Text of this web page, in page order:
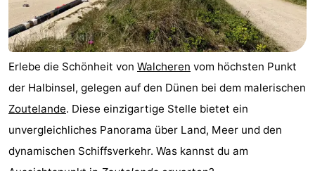
Spielplätze
Bowling
Wellness-
Zentren
Dörfer
&
Städte
Natur
Führungen
Sport
-
Erlebe die Schönheit von Walcheren vom höchsten Punkt
der Halbinsel, gelegen auf den Dünen bei dem malerischen
Zoutelande. Diese einzigartige Stelle bietet ein
unvergleichliches Panorama über Land, Meer und den
dynamischen Schiffsverkehr. Was kannst du am